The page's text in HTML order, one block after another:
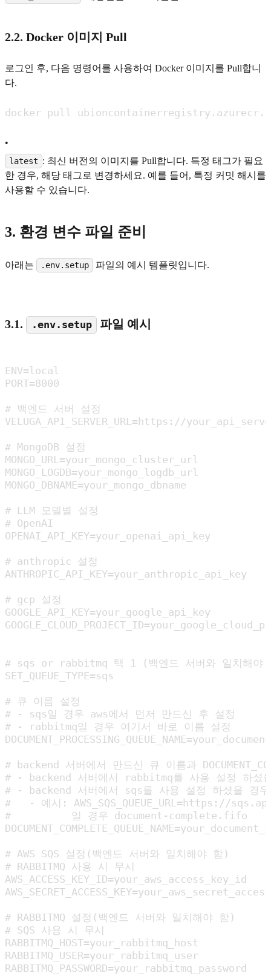
2.2. Docker 이미지 Pull
로그인 후, 다음 명령어를 사용하여 Docker 이미지를 Pull합니
다.
•
latest : 최신 버전의 이미지를 Pull합니다. 특정 태그가 필요
한 경우, 해당 태그로 변경하세요. 예를 들어, 특정 커밋 해시를
사용할 수 있습니다.
3. 환경 변수 파일 준비
아래는 .env.setup 파일의 예시 템플릿입니다.
3.1. .env.setup 파일 예시
ENV=local
PORT=8000
# 백엔드 서버 설정
VELUGA_API_SERVER_URL=https://
# MongoDB 설정
MONGO_URL=your_mongo_cluster_url
MONGO_LOGDB=your_mongo_logdb_url
MONGO_DBNAME=your_mongo_dbname
# LLM 모델별 설정
# OpenAI
OPENAI_API_KEY=your_openai_api_key
# anthropic 설정
ANTHROPIC_API_KEY=your_anthropic_api_key
# gcp 설정
GOOGLE_API_KEY=your_google_api_key
# sqs or rabbitmq 택 1 (백엔드 서버와 일치해야
SET_QUEUE_TYPE=sqs
# 큐 이름 설정
# - sqs일 경우 aws에서 먼저 만드신 후 설정
# - rabbitmq일 경우 여기서 바로 이름 설정
# backend 서버에서 만드신 큐 이름과
# - backend 서버에서 rabbitmq를 사용 설정 하셨을
# - backend 서버에서 sqs를 사용 설정 하셨을 경
#   - 예시: AWS_SQS_QUEUE_URL=https://
#          일 경우 document-complete.fifo
# AWS SQS 설정(백엔드 서버와 일치해야 함)
# RABBITMQ 사용 시 무시
AWS_ACCESS_KEY_ID=your_aws_access_key_id
# RABBITMQ 설정(백엔드 서버와 일치해야 함)
# SQS 사용 시 무시
RABBITMQ_HOST=your_rabbitmq_host
RABBITMQ_USER=your_rabbitmq_user
RABBITMQ_PASSWORD=your_rabbitmq_password